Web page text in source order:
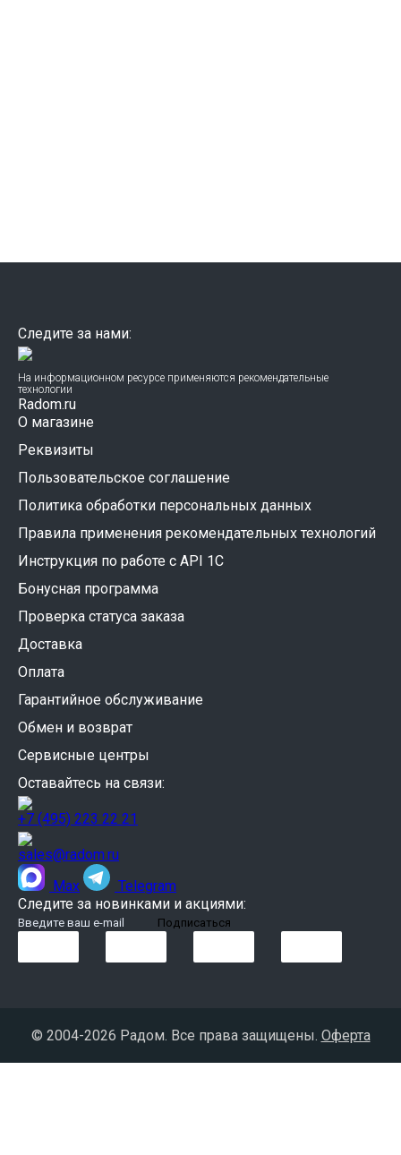
Следите за нами:
На информационном ресурсе применяются рекомендательные
технологии
Radom.ru
О магазине
Реквизиты
Пользовательское соглашение
Политика обработки персональных данных
Правила применения рекомендательных технологий
Инструкция по работе с API 1C
Бонусная программа
Проверка статуса заказа
Доставка
Оплата
Гарантийное обслуживание
Обмен и возврат
Сервисные центры
Оставайтесь на связи:
+7 (495) 223 22 21
sales@radom.ru
Max
Telegram
Следите за новинками и акциями:
© 2004-2026 Радом. Все права защищены. Оферта